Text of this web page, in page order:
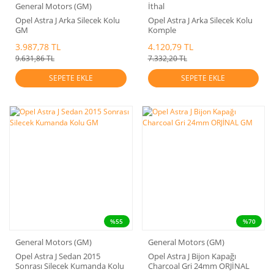
General Motors (GM)
Opel Astra J Arka Silecek Kolu
GM
3.987,78 TL
9.631,86 TL
SEPETE EKLE
İthal
Opel Astra J Arka Silecek Kolu
Komple
4.120,79 TL
7.332,20 TL
SEPETE EKLE
%55
General Motors (GM)
Opel Astra J Sedan 2015
Sonrası Silecek Kumanda Kolu
%70
General Motors (GM)
Opel Astra J Bijon Kapağı
Charcoal Gri 24mm ORJİNAL